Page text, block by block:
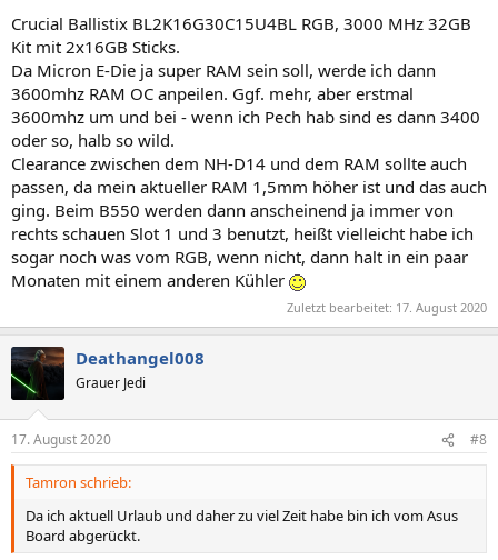
Crucial Ballistix BL2K16G30C15U4BL RGB, 3000 MHz 32GB
Kit mit 2x16GB Sticks.
Da Micron E-Die ja super RAM sein soll, werde ich dann
3600mhz RAM OC anpeilen. Ggf. mehr, aber erstmal
3600mhz um und bei - wenn ich Pech hab sind es dann 3400
oder so, halb so wild.
Clearance zwischen dem NH-D14 und dem RAM sollte auch
passen, da mein aktueller RAM 1,5mm höher ist und das auch
ging. Beim B550 werden dann anscheinend ja immer von
rechts schauen Slot 1 und 3 benutzt, heißt vielleicht habe ich
sogar noch was vom RGB, wenn nicht, dann halt in ein paar
Monaten mit einem anderen Kühler
Zuletzt bearbeitet: 17. August 2020
Deathangel008
Grauer Jedi
17. August 2020 #8
Tamron schrieb:
Da ich aktuell Urlaub und daher zu viel Zeit habe bin ich vom Asus
Board abgerückt.